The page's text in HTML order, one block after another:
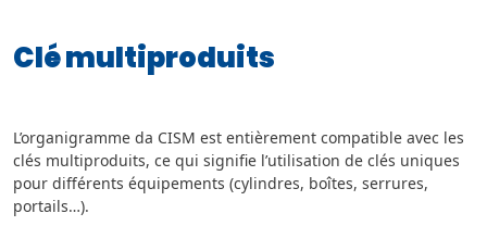
Clé multiproduits
L’organigramme da CISM est entièrement compatible avec les
clés multiproduits, ce qui signifie l’utilisation de clés uniques
pour différents équipements (cylindres, boîtes, serrures,
portails…).